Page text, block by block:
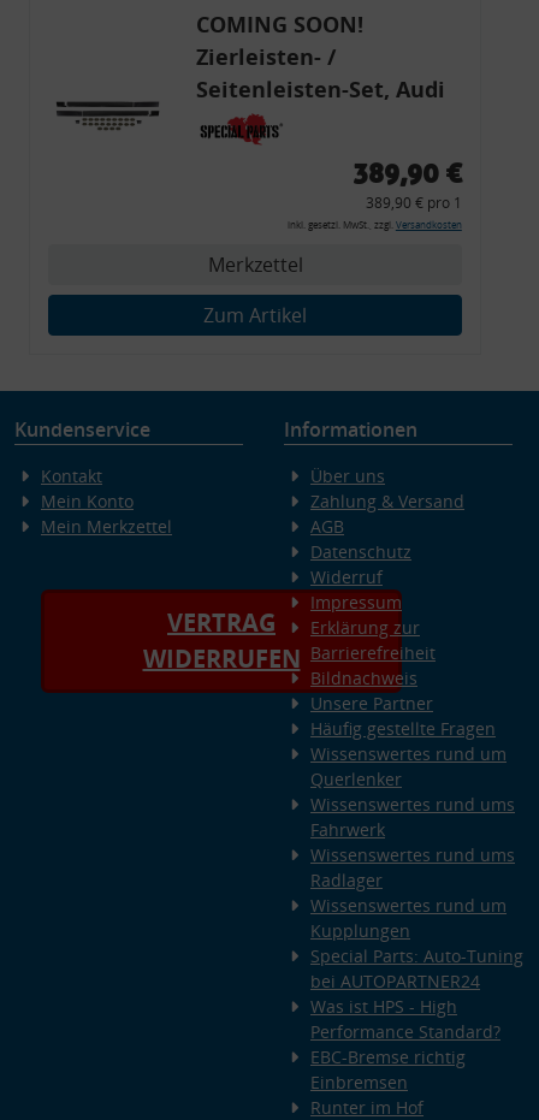
COMING SOON!
Zierleisten- /
Seitenleisten-Set, Audi
80 Cabrio, Coupe, S2, (6x
Zierleiste, 2x Kappe,
Montagewerkzeug)
389,90 €
389,90 € pro 1
inkl. gesetzl. MwSt., zzgl. Versandkosten
Merkzettel
Zum Artikel
Kundenservice
Kontakt
Mein Konto
Mein Merkzettel
VERTRAG
WIDERRUFEN
Informationen
Über uns
Zahlung & Versand
AGB
Datenschutz
Widerruf
Impressum
Erklärung zur
Barrierefreiheit
Bildnachweis
Unsere Partner
Häufig gestellte Fragen
Wissenswertes rund um
Querlenker
Wissenswertes rund ums
Fahrwerk
Wissenswertes rund ums
Radlager
Wissenswertes rund um
Kupplungen
Special Parts: Auto-Tuning
bei AUTOPARTNER24
Was ist HPS - High
Performance Standard?
EBC-Bremse richtig
Einbremsen
Runter im Hof